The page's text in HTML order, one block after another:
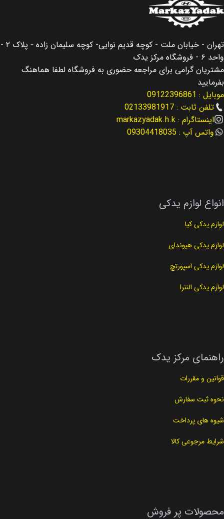
کشور سازنده کره جنوبی
اصالت کالا اصلی
مناسب برای
جنسیس Gensesis
نوع لوازم لوازم عقب بندی
اصالت کالا اصلی
مناسب برای
تهران - خیابان ملت - کوچه قدیم نوایی- کوچه سلیمان زاده - پلاک ۲ -
واحد ۶ - فروشگاه مرکز یدک
مشتریان گرامی برای مراجعه حضوری به فروشگاه لطفا هماهنگ
بفرمایید
موبایل : 09122396861
تلفن ثابت : 02133981917
اینستاگرام : markazyadak.h.k
واتس آپ : 09304418035
انواع لوازم یدکی
لوازم یدکی کیا
لوازم یدکی هیوندای
لوازم یدکی اسپورتچ
لوازم یدکی النترا
راهنمای مرکز یدک
قوانین و مقررات
نحوه ثبت سفارش
شیوه های پرداخت
شرایط مرجوعی کالا
محصولات پر فروش